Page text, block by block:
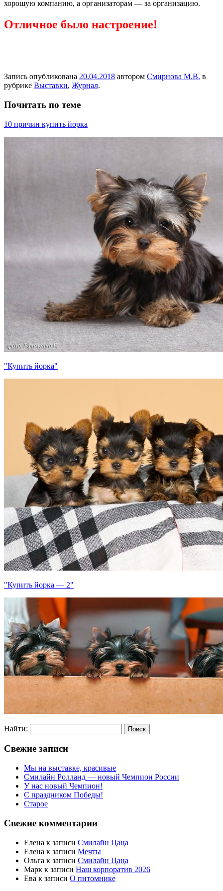
хорошую компанию, а организаторам — за организацию.
Отличное было настроение!
Запись опубликована 20.04.2018 автором Смирнова М.В. в
рубрике Выставки, Журнал.
Почитать по теме
10 причин купить йорка
"Купить йорка"
"Купить йорка — 2"
Найти:
Свежие записи
Мы на выставке, красивые
Смилайн Ролланд — новый Чемпион России
У нас новый Чемпион!
С праздником Победы!
Старое
Свежие комментарии
Елена к записи Смилайн Цаца
Елена к записи Мечты
Ольга к записи Смилайн Цаца
Марк к записи Наш корпоратив 2026
Ева к записи О питомнике